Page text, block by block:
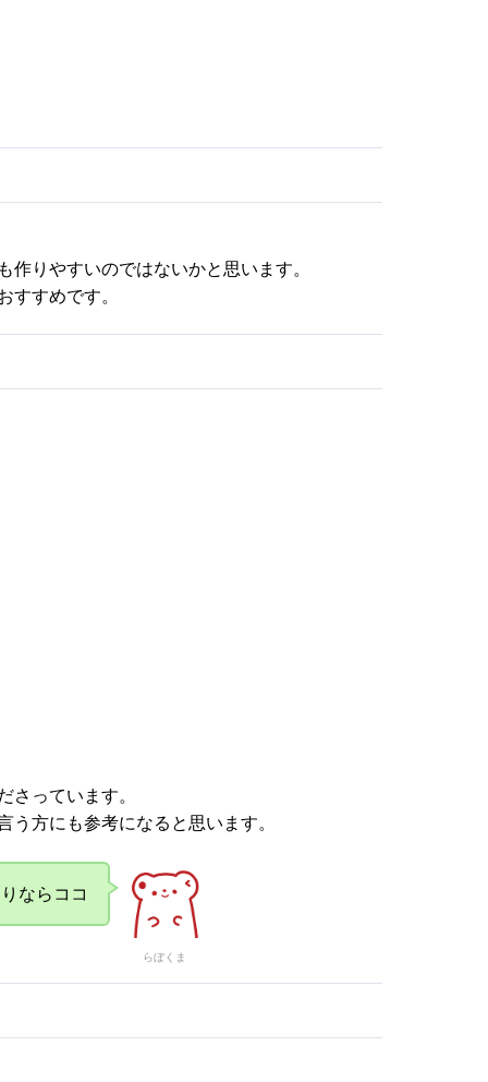
りやすいのではないかと思います。
すめです。
っています。
方にも参考になると思います。
らぼくま
ならココ